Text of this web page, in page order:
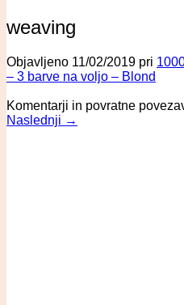
weaving
Objavljeno 11/02/2019 pri
– 3 barve na voljo – Blond
Komentarji in povratne
Naslednji →